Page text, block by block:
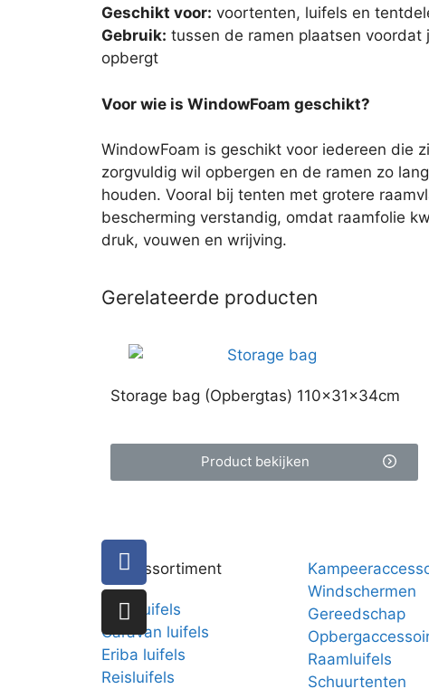
Geschikt voor: voortenten, luifels en
Gebruik: tussen de ramen plaatsen
opbergt
Voor wie is WindowFoam geschikt?
WindowFoam is geschikt voor iedereen die
zorgvuldig wil opbergen en de ramen zo
houden. Vooral bij tenten met grotere
bescherming verstandig, omdat raamfolie
druk, vouwen en wrijving.
Gerelateerde producten
Storage bag (Opbergtas) 110×31×34cm
Product bekijken
Ons assortiment
Boogluifels
Caravan luifels
Eriba luifels
Reisluifels
Windschermen
Gereedschap
Raamluifels
Schuurtenten